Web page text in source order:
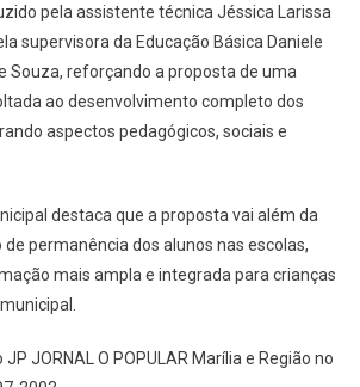
pela assistente técnica Jéssica Larissa
supervisora da Educação Básica Daniele
Souza, reforçando a proposta de uma
ao desenvolvimento completo dos
aspectos pedagógicos, sociais e
destaca que a proposta vai além da
permanência dos alunos nas escolas,
mais ampla e integrada para crianças
JORNAL O POPULAR Marília e Região no